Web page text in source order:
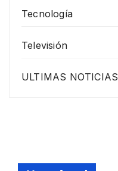
Tecnología
Televisión
ULTIMAS NOTICIAS